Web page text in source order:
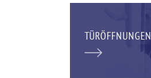
TÜRÖFFNUNGEN